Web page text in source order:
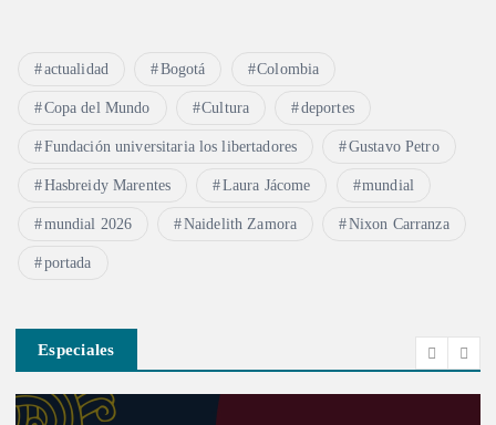
actualidad Bogotá Colombia
Copa del Mundo Cultura deportes
Fundación universitaria los libertadores Gustavo Petro
Hasbreidy Marentes Laura Jácome mundial
mundial 2026 Naidelith Zamora Nixon Carranza
portada
Especiales